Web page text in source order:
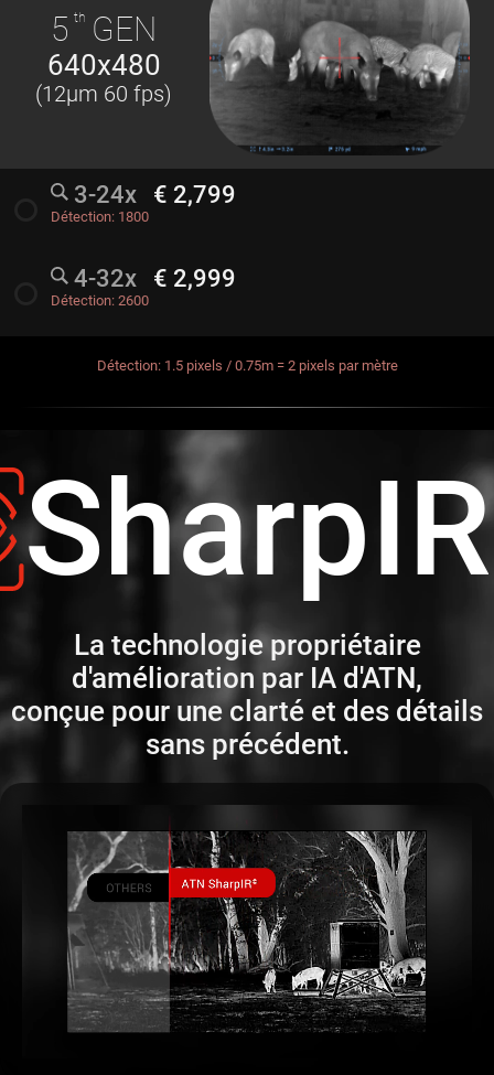
5 th GEN
640x480
(12µm 60 fps)
3-24x € 2,799
Détection: 1800
4-32x € 2,999
Détection: 2600
Détection: 1.5 pixels / 0.75m = 2 pixels par mètre
La technologie propriétaire
d'amélioration par IA d'ATN,
conçue pour une clarté et des détails
sans précédent.